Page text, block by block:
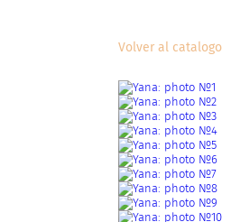
Volver al catalogo